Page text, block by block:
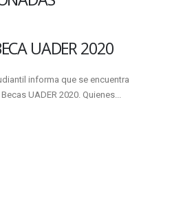
UADER 2020
informa que se encuentra
UADER 2020. Quienes...